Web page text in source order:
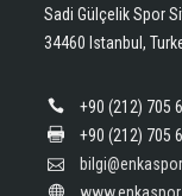
Sadi Gülçelik Spor
34460 Istanbul,
+90 (212) 705
+90 (212) 705